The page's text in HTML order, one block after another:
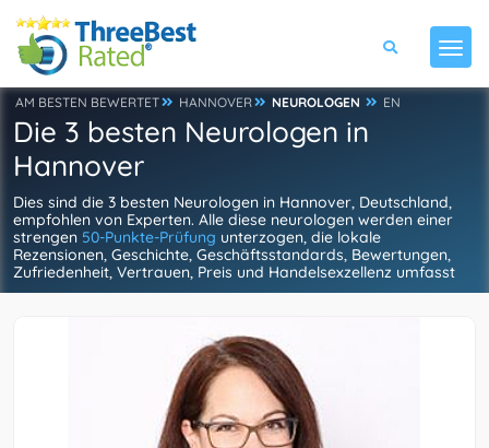
AM BESTEN BEWERTET HANNOVER NEUROLOGEN EN
Die 3 besten Neurologen in
Hannover
Dies sind die 3 besten Neurologen in Hannover, Deutschland,
empfohlen von Experten. Alle diese neurologen werden einer
strengen 50-Punkte-Prüfung unterzogen, die lokale
Rezensionen, Geschichte, Geschäftsstandards, Bewertungen,
Zufriedenheit, Vertrauen, Preis und Handelsexzellenz umfasst